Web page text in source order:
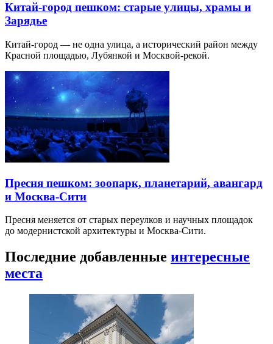
Китай-город пешком: старые улицы, храмы и
Зарядье
Китай-город — не одна улица, а исторический район между
Красной площадью, Лубянкой и Москвой-рекой.
Пресня пешком: зоопарк, планетарий, авангард
и Москва-Сити
Пресня меняется от старых переулков и научных площадок
до модернистской архитектуры и Москва-Сити.
Последние добавленные интересные
места